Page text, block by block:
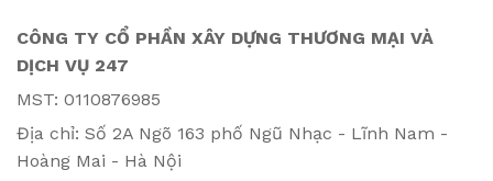
CÔNG TY CỔ PHẦN XÂY DỰNG THƯƠNG MẠI VÀ
DỊCH VỤ 247
MST: 0110876985
Địa chỉ: Số 2A Ngõ 163 phố Ngũ Nhạc - Lĩnh Nam -
Hoàng Mai - Hà Nội